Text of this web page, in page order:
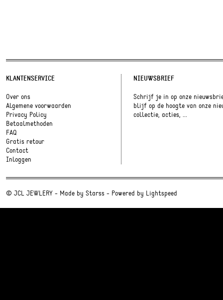
KLANTENSERVICE
Over ons
Algemene voorwaarden
Privacy Policy
Betaalmethoden
FAQ
Gratis retour
Contact
Inloggen
NIEUWSBRIEF
Schrijf je in op onze
blijf op de hoogte van onze
collectie, acties, ...
© JCL JEWLERY - Made by Starss - Powered by Lightspeed